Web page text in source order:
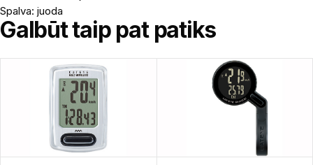
Spalva: juoda
Galbūt taip pat patiks